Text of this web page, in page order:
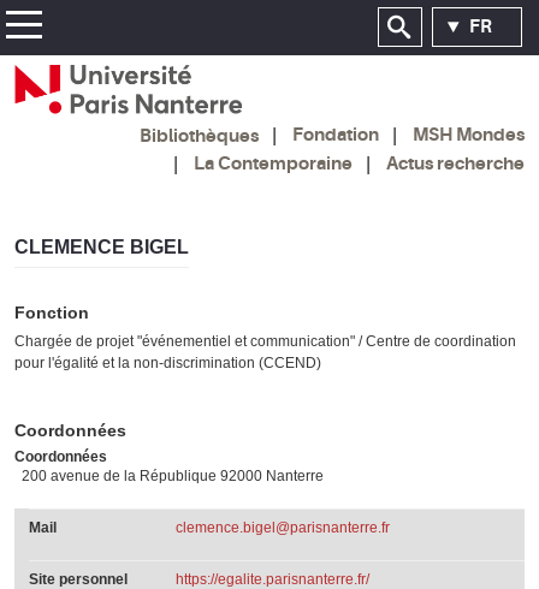
FR
Bibliothèques Fondation
MSH Mondes
La Contemporaine
Actus recherche
CLEMENCE BIGEL
Fonction
Chargée de projet "événementiel et communication" / Centre de coordination
pour l'égalité et la non-discrimination (CCEND)
Coordonnées
Coordonnées
200 avenue de la République 92000 Nanterre
Mail clemence.bigel@parisnanterre.fr
Site personnel https://egalite.parisnanterre.fr/